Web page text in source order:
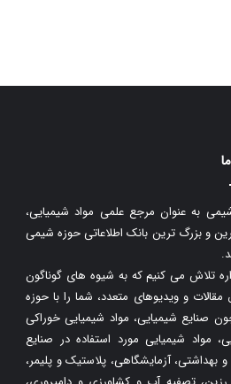
به عنوان مرجع علمی مواد شیمیایی،
و بزرگ ترین بانک اطلاعاتی حوزه شیمی
تلاش می کنیم که به شیوه های گوناگون
مقالات و ویدیوهای متعدد، شما را با حوزه
صنایع شیمیایی، مواد شیمیایی خوراکی
مواد شیمیایی مورد استفاده در صنایع
بهداشتی، آزمایشگاهی، پلاستیک و پلیمر،